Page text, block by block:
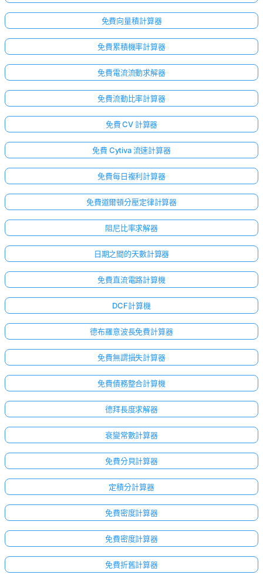
登
入！
免費向量積計算器
免費累積機率計算器
免費電流流動求解器
免費流動比率計算器
免費 CV 計算器
免費 Cytiva 流速計算器
免費每日複利計算器
免費道爾頓分壓定律計算器
阻尼比率求解器
日期之間的天數計算器
免費直流電路計算機
DCF計算機
德布羅意波長免費計算器
免費無謂損失計算器
免費債務整合計算機
德拜長度求解器
衰變常數計算器
免費分貝計算器
定積分計算器
免費密度計算器
免費密度計算器
免費折舊計算器